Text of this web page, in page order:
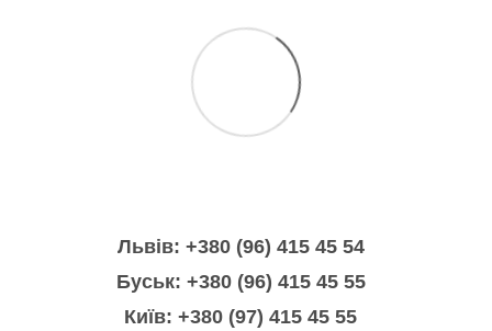
Львів: +380 (96) 415 45 54
Буськ: +380 (96) 415 45 55
Київ: +380 (97) 415 45 55